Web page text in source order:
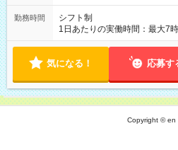
勤務時間
シフト制
1日あたりの実働時間：最大7
務 5:00～9:00 6:00～9:00 ☆
気になる！ 応募す
Copyright © en